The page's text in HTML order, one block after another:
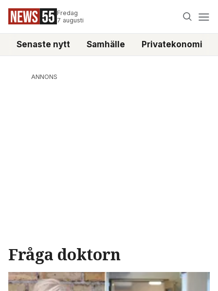
Fredag
7 augusti
Senaste nytt Samhälle Privatekonomi
ANNONS
Fråga doktorn